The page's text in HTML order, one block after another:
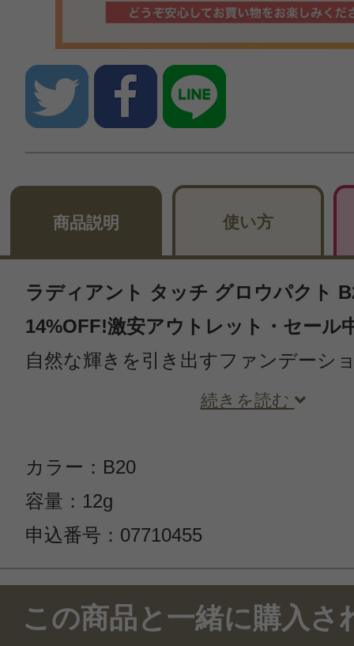
商品説明 使い方
ラディアント タッチ グロウパクト
14%OFF!激安アウトレット・セール
自然な輝きを引き出すファンデーシ
続きを読む
カラー：B20
容量：12g
申込番号：07710455
この商品と一緒に購入さ